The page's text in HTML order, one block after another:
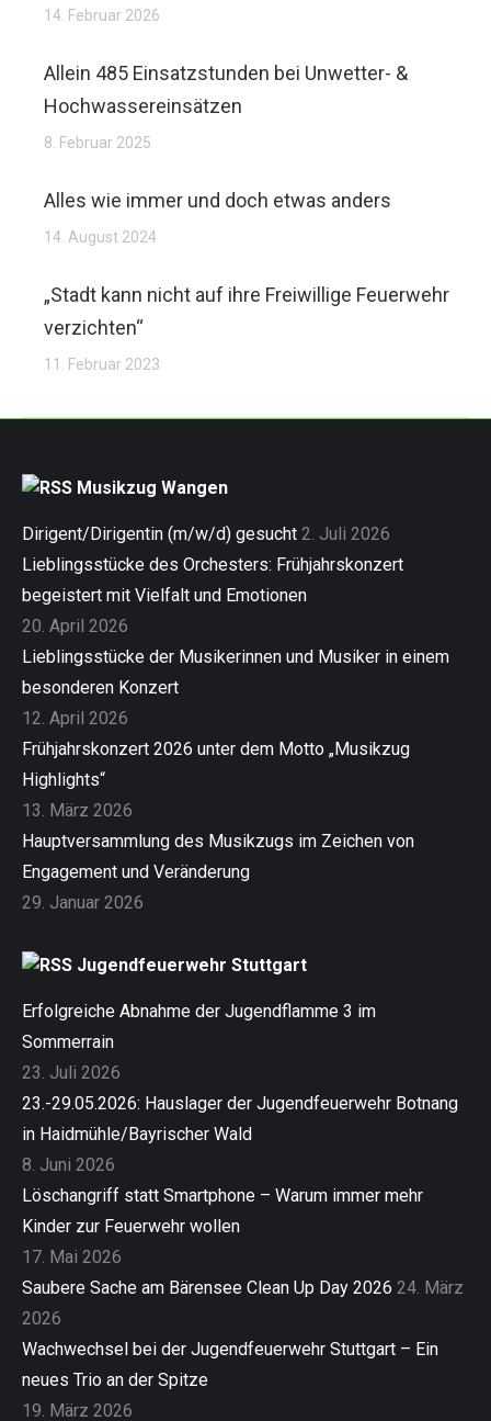
14. Februar 2026
Allein 485 Einsatzstunden bei Unwetter- &
Hochwassereinsätzen
8. Februar 2025
Alles wie immer und doch etwas anders
14. August 2024
„Stadt kann nicht auf ihre Freiwillige Feuerwehr
verzichten“
11. Februar 2023
Musikzug Wangen
Dirigent/Dirigentin (m/w/d) gesucht 2. Juli 2026
Lieblingsstücke des Orchesters: Frühjahrskonzert
begeistert mit Vielfalt und Emotionen
20. April 2026
Lieblingsstücke der Musikerinnen und Musiker in einem
besonderen Konzert
12. April 2026
Frühjahrskonzert 2026 unter dem Motto „Musikzug
Highlights“
13. März 2026
Hauptversammlung des Musikzugs im Zeichen von
Engagement und Veränderung
29. Januar 2026
Jugendfeuerwehr Stuttgart
Erfolgreiche Abnahme der Jugendflamme 3 im
Sommerrain
23. Juli 2026
23.-29.05.2026: Hauslager der Jugendfeuerwehr Botnang
in Haidmühle/Bayrischer Wald
8. Juni 2026
Löschangriff statt Smartphone – Warum immer mehr
Kinder zur Feuerwehr wollen
17. Mai 2026
Saubere Sache am Bärensee Clean Up Day 2026 24. März
2026
Wachwechsel bei der Jugendfeuerwehr Stuttgart – Ein
neues Trio an der Spitze
19. März 2026